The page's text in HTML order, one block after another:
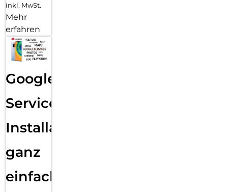
inkl. MwSt.
Mehr
erfahren
Google
Services
Installation
ganz
einfach